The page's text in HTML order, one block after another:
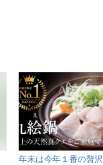
年末は今年１番の贅